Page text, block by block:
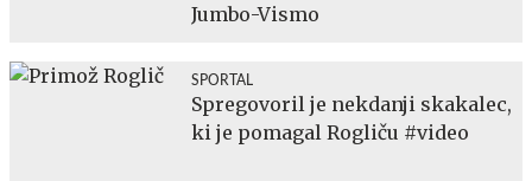
Jumbo-Vismo
SPORTAL
Spregovoril je nekdanji skakalec,
ki je pomagal Rogliču #video